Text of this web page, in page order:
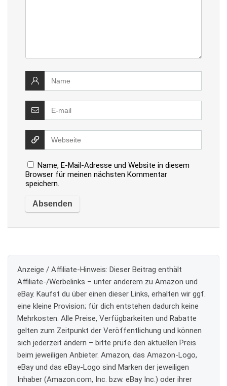
Name, E-Mail-Adresse und Website in diesem
Browser für meinen nächsten Kommentar
speichern.
Anzeige / Affiliate-Hinweis: Dieser Beitrag enthält
Affiliate-/Werbelinks – unter anderem zu Amazon und
eBay. Kaufst du über einen dieser Links, erhalten wir ggf.
eine kleine Provision; für dich entstehen dadurch keine
Mehrkosten. Alle Preise, Verfügbarkeiten und Rabatte
gelten zum Zeitpunkt der Veröffentlichung und können
sich jederzeit ändern – bitte prüfe den aktuellen Preis
beim jeweiligen Anbieter. Amazon, das Amazon-Logo,
eBay und das eBay-Logo sind Marken der jeweiligen
Inhaber (Amazon.com, Inc. bzw. eBay Inc.) oder ihrer